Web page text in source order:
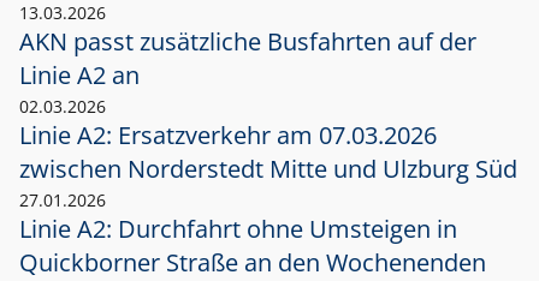
13.03.2026
AKN passt zusätzliche Busfahrten auf der
Linie A2 an
02.03.2026
Linie A2: Ersatzverkehr am 07.03.2026
zwischen Norderstedt Mitte und Ulzburg Süd
27.01.2026
Linie A2: Durchfahrt ohne Umsteigen in
Quickborner Straße an den Wochenenden